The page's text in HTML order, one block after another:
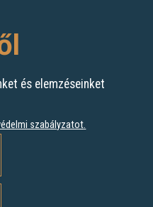
és elemzéseinket
szabályzatot.